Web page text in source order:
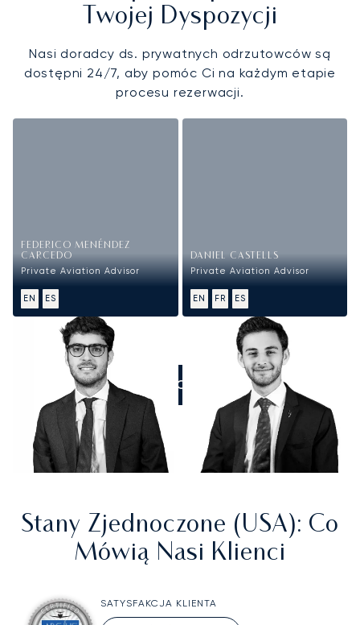
Twojej Dyspozycji
Nasi doradcy ds. prywatnych odrzutowców są
dostępni 24/7, aby pomóc Ci na każdym etapie
procesu rezerwacji.
FEDERICO MENÉNDEZ
CARCEDO
Private Aviation Advisor
EN ES
DANIEL CASTELLS
Private Aviation Advisor
EN FR ES
ZADZWOŃCIE DO NAS
Stany Zjednoczone (USA): Co
Mówią Nasi Klienci
SATYSFAKCJA KLIENTA